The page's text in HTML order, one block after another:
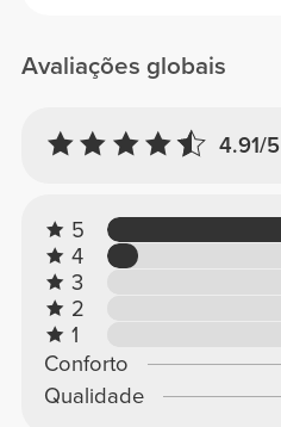
Avaliações globais
4.91/5
5
4
3
2
1
Conforto
Qualidade